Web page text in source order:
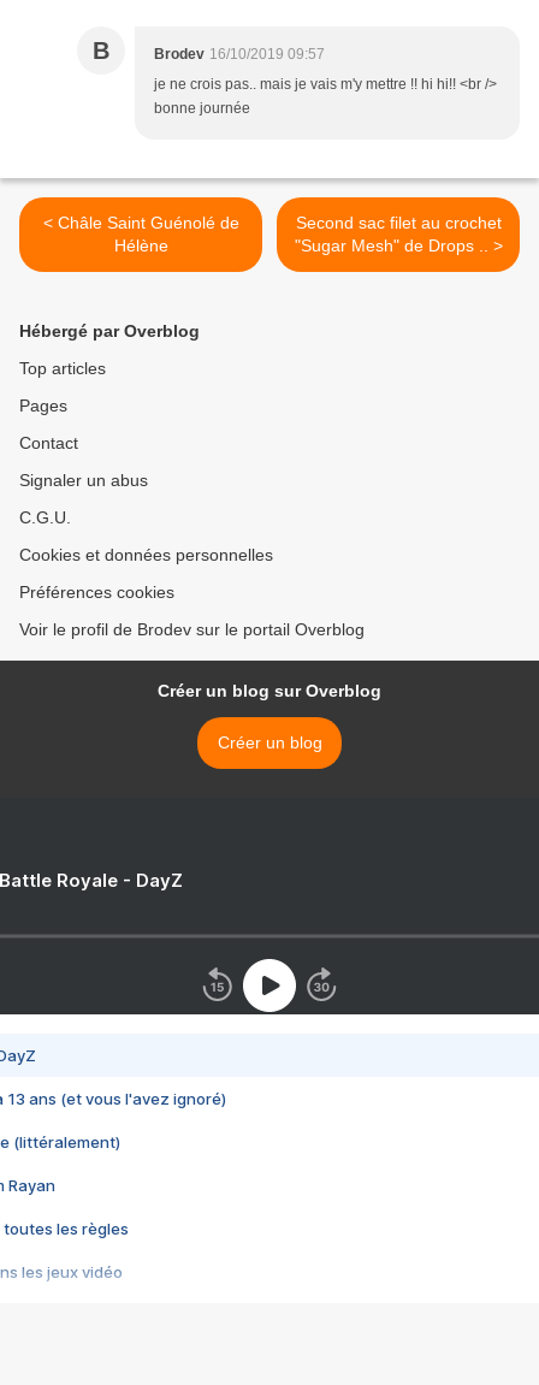
B Brodev 16/10/2019 09:57
je ne crois pas.. mais je vais m'y mettre !! hi hi!! <br />
bonne journée
< Châle Saint Guénolé de
Hélène
Second sac filet au crochet
"Sugar Mesh" de Drops .. >
Hébergé par Overblog
Top articles
Pages
Contact
Signaler un abus
C.G.U.
Cookies et données personnelles
Préférences cookies
Voir le profil de Brodev sur le portail Overblog
Créer un blog sur Overblog
Créer un blog
Royale - DayZ
13 ans (et vous l'avez ignoré)
(littéralement)
Rayan
toutes les règles
les jeux vidéo